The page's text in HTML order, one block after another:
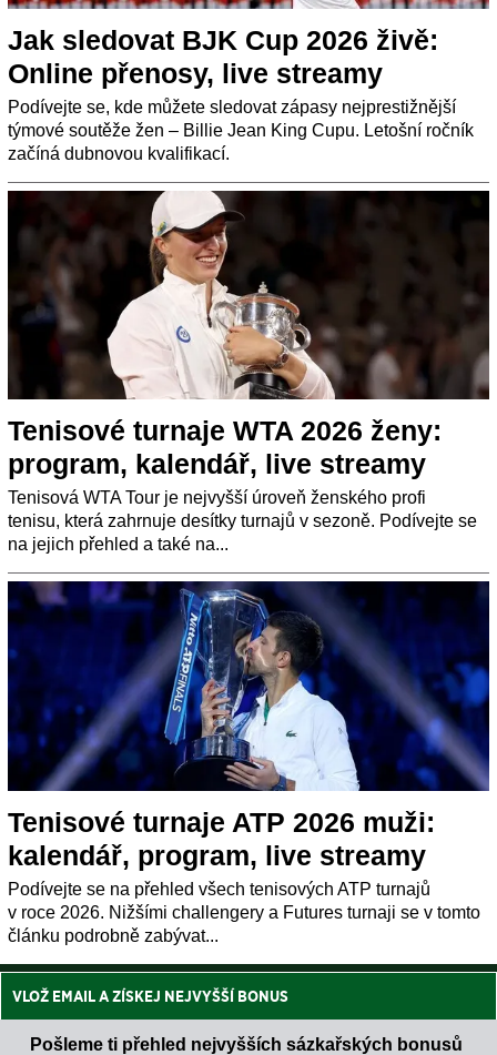
Jak sledovat BJK Cup 2026 živě:
Online přenosy, live streamy
Podívejte se, kde můžete sledovat zápasy nejprestižnější
týmové soutěže žen – Billie Jean King Cupu. Letošní ročník
začíná dubnovou kvalifikací.
Tenisové turnaje WTA 2026 ženy:
program, kalendář, live streamy
Tenisová WTA Tour je nejvyšší úroveň ženského profi
tenisu, která zahrnuje desítky turnajů v sezoně. Podívejte se
na jejich přehled a také na...
Tenisové turnaje ATP 2026 muži:
kalendář, program, live streamy
Podívejte se na přehled všech tenisových ATP turnajů
v roce 2026. Nižšími challengery a Futures turnaji se v tomto
článku podrobně zabývat...
VLOŽ EMAIL A ZÍSKEJ NEJVYŠŠÍ BONUS
Pošleme ti přehled nejvyšších sázkařských bonusů